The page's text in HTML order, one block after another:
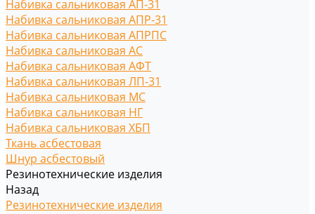
Набивка сальниковая АП-31
Набивка сальниковая АПР-31
Набивка сальниковая АПРПС
Набивка сальниковая АС
Набивка сальниковая АФТ
Набивка сальниковая ЛП-31
Набивка сальниковая МС
Набивка сальниковая НГ
Набивка сальниковая ХБП
Ткань асбестовая
Шнур асбестовый
Резинотехнические изделия
Назад
Резинотехнические изделия